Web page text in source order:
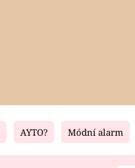
Living
AYTO? Módní alarm